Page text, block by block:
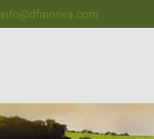
info@dfinnova.com